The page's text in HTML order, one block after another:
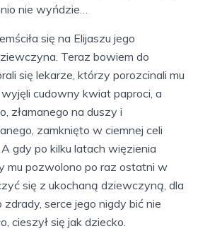
nie wyńdzie…
się na Elijaszu jego
Teraz bowiem do
się lekarze, którzy porozcinali mu
wyjęli cudowny kwiat paproci, a
złamanego na duszy i
zamknięto w ciemnej celi
gdy po kilku latach więzienia
mu pozwolono po raz ostatni w
się z ukochaną dziewczyną, dla
zdrady, serce jego nigdy bić nie
cieszył się jak dziecko.